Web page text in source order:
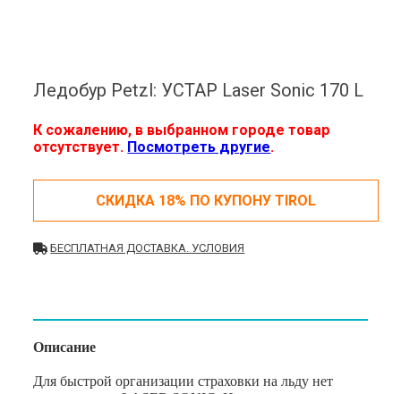
Ледобур Petzl: УСТАР Laser Sonic 170 L
К сожалению, в выбранном городе товар
отсутствует. Посмотреть другие.
СКИДКА 18% ПО КУПОНУ TIROL
БЕСПЛАТНАЯ ДОСТАВКА. УСЛОВИЯ
Описание
Для быстрой организации страховки на льду нет